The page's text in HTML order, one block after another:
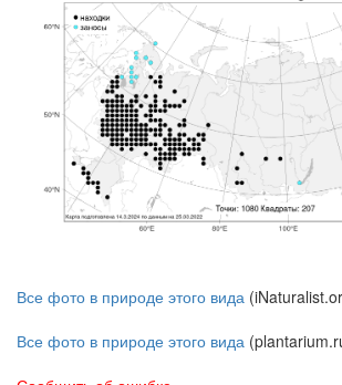
Все фото в природе этого вида
Все фото в природе этого вида